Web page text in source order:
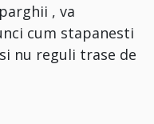
, va
cum stapanesti
nu reguli trase de